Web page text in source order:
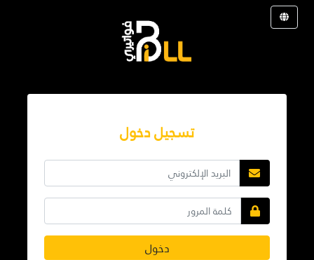
تسجيل دخول
دخول